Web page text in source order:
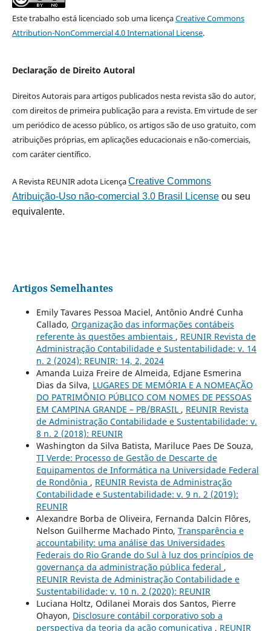
Este trabalho está licenciado sob uma licençaCreative Commons
Attribution-NonCommercial 4.0 International License.
Declaração de Direito Autoral
Direitos Autorais para artigos publicados nesta revista são do autor,
com direitos de primeira publicação para a revista. Em virtude de ser
um periódico de acesso público, os artigos são de uso gratuito, com
atribuições próprias, em aplicações educacionais e não-comerciais,
com caráter científico.
A Revista REUNIR adota LicençaCreative Commons
Atribuição-Uso não-comercial 3.0 Brasil Licenseou seu
equivalente.
Artigos Semelhantes
Emily Tavares Pessoa Maciel, Antônio André Cunha
Callado, Organização das informações contábeis
referente às questões ambientais , REUNIR Revista de
Administração Contabilidade e Sustentabilidade: v. 14
n. 2 (2024): REUNIR: 14, 2, 2024
Amanda Luiza Freire de Almeida, Edjane Esmerina
Dias da Silva, LUGARES DE MEMÓRIA E A NOMEAÇÃO
DO PATRIMÔNIO PÚBLICO COM NOMES DE PESSOAS
EM CAMPINA GRANDE – PB/BRASIL , REUNIR Revista
de Administração Contabilidade e Sustentabilidade: v.
8 n. 2 (2018): REUNIR
Washington da Silva Batista, Mariluce Paes De Souza,
TI Verde: Processo de Gestão de Descarte de
Equipamentos de Informática na Universidade Federal
de Rondônia , REUNIR Revista de Administração
Contabilidade e Sustentabilidade: v. 9 n. 2 (2019):
REUNIR
Alexandre Borba de Oliveira, Fernanda Dalcin Flôres,
Nelson Guilherme Machado Pinto, Transparência e
accountability: uma análise das Universidades
Federais do Rio Grande do Sul à luz dos princípios de
governança da administração pública federal ,
REUNIR Revista de Administração Contabilidade e
Sustentabilidade: v. 10 n. 2 (2020): REUNIR
Luciana Holtz, Odilanei Morais dos Santos, Pierre
Ohayon, Disclosure contábil corporativo sob a
perspectiva da teoria da ação comunicativa , REUNIR